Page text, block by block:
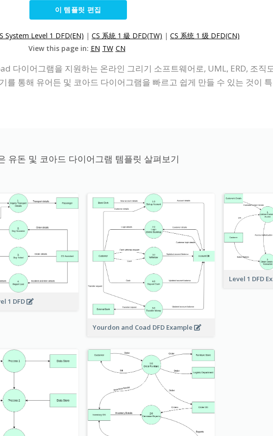
이 템플릿 편집
System Level 1 DFD(EN) | CS 系統 1 級 DFD(TW) | CS 系统 1 级 DFD(CN)
View this page in: EN TW CN
다이어그램을 지원하는 온라인 그리기 소프트웨어로, UML, ERD, 조직
통해 유어든 및 코아드 다이어그램을 빠르고 쉽게 만들 수 있는 것이
유돈 및 코아드 다이어그램 템플릿 살펴보기
1 DFD
Yourdon and Coad DFD Example
Level 1 DFD